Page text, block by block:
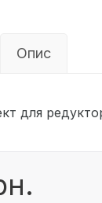
Опис
для